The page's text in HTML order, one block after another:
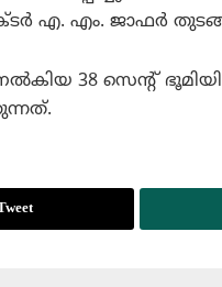
എ. എം. ജാഫര്‍
നല്‍കിയ 38 സെന്റ്